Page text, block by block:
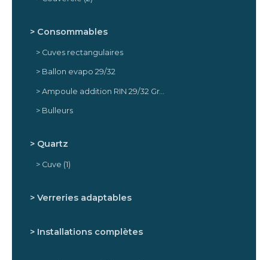
Consommables
Cuves rectangulaires
Ballon evapo 29/32
Ampoule addition RIN 29/32 Graduée PTFE
Bulleurs
Quartz
Cuve (1)
Verreries adaptables
Installations complètes